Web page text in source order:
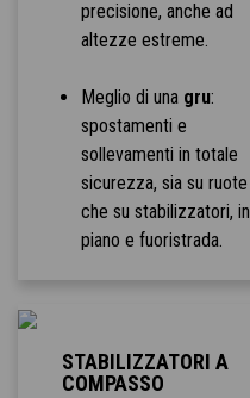
precisione, anche ad
altezze estreme.
Meglio di una gru:
spostamenti e
sollevamenti in totale
sicurezza, sia su ruote
che su stabilizzatori, in
piano e fuoristrada.
STABILIZZATORI A
COMPASSO